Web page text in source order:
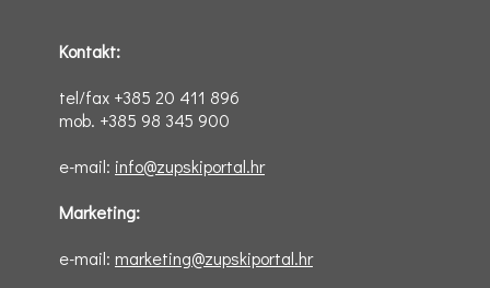
Kontakt:
tel/fax +385 20 411 896
mob. +385 98 345 900
e-mail: info@zupskiportal.hr
Marketing:
e-mail: marketing@zupskiportal.hr